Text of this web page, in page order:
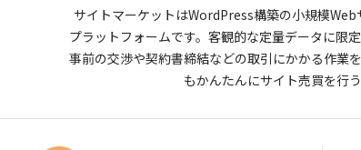
サイトマーケットはWordPress構築の小規模
プラットフォームです。 客観的な定量データに限
事前の交渉や契約書締結などの取引にかかる作業を
もかんたんにサイト売買を行